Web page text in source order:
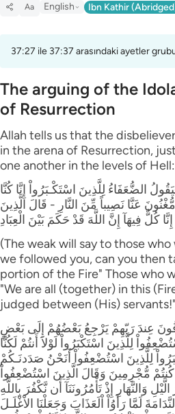
Aa English Ibn Kathir
37:27 ile 37:37 arasındaki ayetler
The arguing of the
of Resurrection
Allah tells us that the
in the arena of Resurrection,
one another in the levels of Hell:
الضُّعَفَاءُ لِلَّذِينَ اسْتَكْـبَرُواْ إِنَّا كُنَّا
عَنَّا نَصِيباً مِّنَ النَّارِ - قَالَ الَّذِينَ
كُلٌّ فِيهَآ إِنَّ اللَّهَ قَدْ حَكَمَ بَيْنَ الْعِبَادِ
(The weak will say to those
we followed you, can you then
portion of the Fire" Those who
"We are all (together) in this
judged between (His)
عِندَ رَبّهِمْ يَرْجِعُ بَعْضُهُمْ إِلَى بَعْضٍ
لِلَّذِينَ اسْتَكْبَرُواْ لَوْلاَ أَنتُمْ لَكُنَّا
لِلَّذِينَ اسْتُضْعِفُواْ أَنَحْنُ صَدَدنَـكُمْ
مُّجْرِمِينَ وَقَالَ الَّذِينَ اسْتُضْعِفُواْ
وَالنَّهَارِ إِذْ تَأْمُرُونَنَآ أَن نَّكْفُرَ بِاللَّهِ
لَمَّا رَأَوُاْ اْلَعَذَابَ وَجَعَلْنَا الاْغْلَـلَ